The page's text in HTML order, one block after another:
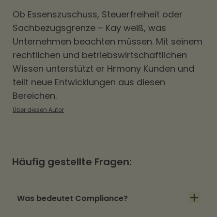
Ob Essenszuschuss, Steuerfreiheit oder
Sachbezugsgrenze – Kay weiß, was
Unternehmen beachten müssen. Mit seinem
rechtlichen und betriebswirtschaftlichen
Wissen unterstützt er Hrmony Kunden und
teilt neue Entwicklungen aus diesen
Bereichen.
Über diesen Autor
Häufig gestellte Fragen:
Was bedeutet Compliance?